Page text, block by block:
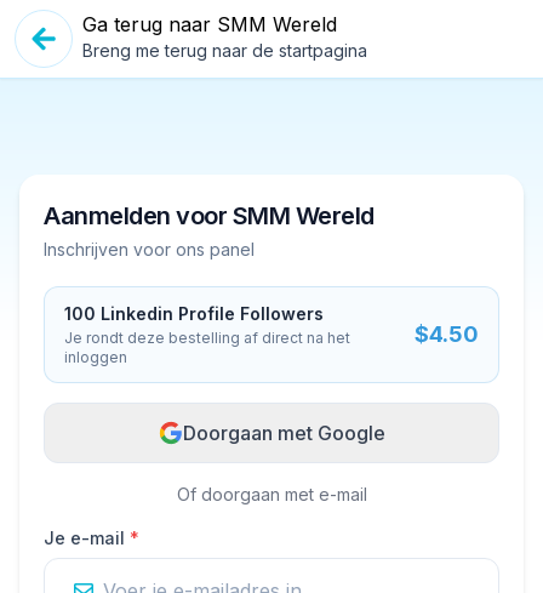
Ga terug naar SMM Wereld
Breng me terug naar de startpagina
Aanmelden voor SMM Wereld
Inschrijven voor ons panel
100 Linkedin Profile Followers
Je rondt deze bestelling af direct na het
inloggen
$4.50
Doorgaan met Google
Of doorgaan met e-mail
Je e-mail *